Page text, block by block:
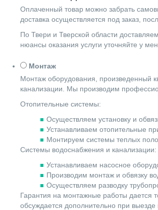
Оплаченный товар можно забрать
доставка осуществляется под заказ,
По Твери и Тверской области
нюансы оказания услуги уточняйте у
Монтаж
Монтаж оборудования, произведенный
канализации. Мы производим
Отопительные системы:
Осуществляем установку и
Устанавливаем отопительные
Монтируем системы теплых
Системы водоснабжения и канализации:
Устанавливаем насосное
Производим монтаж и обвязку
Осуществляем разводку
Гарантия на монтажные работы дается
обсуждается дополнительно при